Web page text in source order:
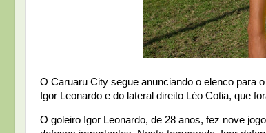
O Caruaru City segue anunciando o elenco para
Igor Leonardo e do lateral direito Léo Cotia, que
O goleiro Igor Leonardo, de 28 anos, fez nove